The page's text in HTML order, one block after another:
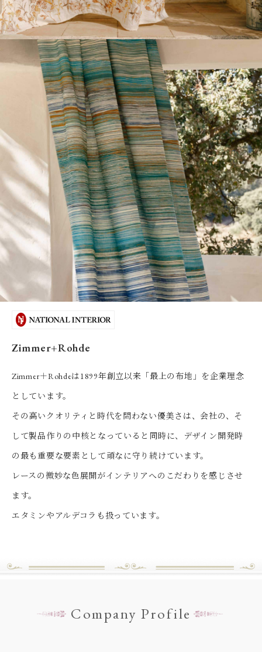
Zimmer+Rohde
Zimmer＋Rohdeは1899年創立以来「最上の布地」を企業理念
としています。
その高いクオリティと時代を問わない優美さは、会社の、そ
して製品作りの中核となっていると同時に、デザイン開発時
の最も重要な要素として頑なに守り続けています。
レースの微妙な色展開がインテリアへのこだわりを感じさせ
ます。
エタミンやアルデコラも扱っています。
Company Profile